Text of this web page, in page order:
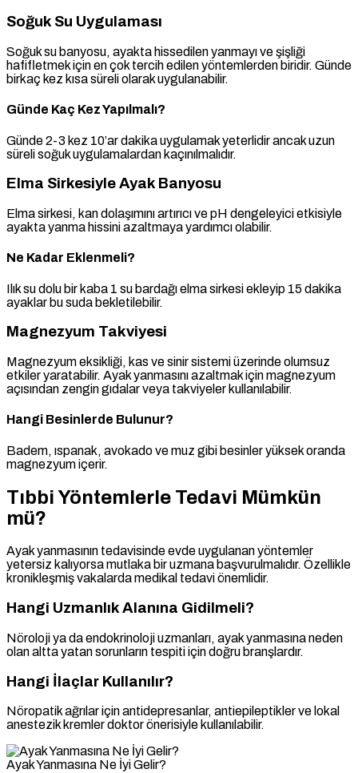
Soğuk Su Uygulaması
Soğuk su banyosu, ayakta hissedilen yanmayı ve şişliği
hafifletmek için en çok tercih edilen yöntemlerden biridir. Günde
birkaç kez kısa süreli olarak uygulanabilir.
Günde Kaç Kez Yapılmalı?
Günde 2-3 kez 10’ar dakika uygulamak yeterlidir ancak uzun
süreli soğuk uygulamalardan kaçınılmalıdır.
Elma Sirkesiyle Ayak Banyosu
Elma sirkesi, kan dolaşımını artırıcı ve pH dengeleyici etkisiyle
ayakta yanma hissini azaltmaya yardımcı olabilir.
Ne Kadar Eklenmeli?
Ilık su dolu bir kaba 1 su bardağı elma sirkesi ekleyip 15 dakika
ayaklar bu suda bekletilebilir.
Magnezyum Takviyesi
Magnezyum eksikliği, kas ve sinir sistemi üzerinde olumsuz
etkiler yaratabilir. Ayak yanmasını azaltmak için magnezyum
açısından zengin gıdalar veya takviyeler kullanılabilir.
Hangi Besinlerde Bulunur?
Badem, ıspanak, avokado ve muz gibi besinler yüksek oranda
magnezyum içerir.
Tıbbi Yöntemlerle Tedavi Mümkün
mü?
Ayak yanmasının tedavisinde evde uygulanan yöntemler
yetersiz kalıyorsa mutlaka bir uzmana başvurulmalıdır. Özellikle
kronikleşmiş vakalarda medikal tedavi önemlidir.
Hangi Uzmanlık Alanına Gidilmeli?
Nöroloji ya da endokrinoloji uzmanları, ayak yanmasına neden
olan altta yatan sorunların tespiti için doğru branşlardır.
Hangi İlaçlar Kullanılır?
Nöropatik ağrılar için antidepresanlar, antiepileptikler ve lokal
anestezik kremler doktor önerisiyle kullanılabilir.
Ayak Yanmasına Ne İyi Gelir?